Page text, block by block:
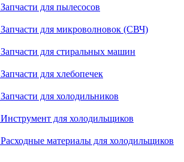
Запчасти для пылесосов
Запчасти для микроволновок (СВЧ)
Запчасти для стиральных машин
Запчасти для хлебопечек
Запчасти для холодильников
Инструмент для холодильщиков
Расходные материалы для холодильщиков